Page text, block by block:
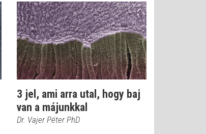
3 jel, ami arra utal, hogy baj
van a májunkkal
Dr. Vajer Péter PhD